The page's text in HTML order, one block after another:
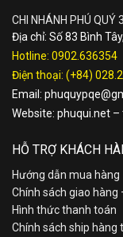
CHI NHÁNH PHÚ QUÝ 3
Địa chỉ: Số 83 Bình
Hotline: 0902.636354
Điện thoại: (+84)
Email:
Website: phuqui.net –
HỖ TRỢ KHÁCH
Hướng dẫn mua hàng
Chính sách giao hàng
Hình thức thanh toán
Chính sách ship hàng